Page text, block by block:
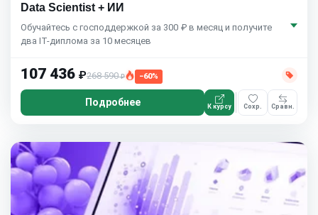
Data Scientist + ИИ
Обучайтесь с господдержкой за 300 ₽ в месяц и получите
два IT-диплома за 10 месяцев
107 436 ₽268 590₽ −60%
Подробнее К курсу Сохр. Сравн.